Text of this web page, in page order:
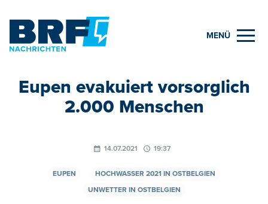
MENÜ
Eupen evakuiert vorsorglich
2.000 Menschen
14.07.2021 19:37
EUPEN
HOCHWASSER 2021 IN OSTBELGIEN
UNWETTER IN OSTBELGIEN